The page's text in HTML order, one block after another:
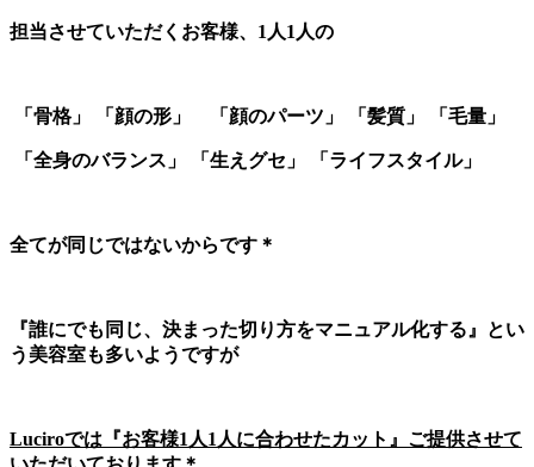
担当させていただくお客様、1人1人の
「骨格」 「顔の形」 「顔のパーツ」 「髪質」 「毛量」
「全身のバランス」 「生えグセ」 「ライフスタイル」
全てが同じではないからです＊
『誰にでも同じ、決まった切り方をマニュアル化する』とい
う美容室も多いようですが
Luciroでは『お客様1人1人に合わせたカット』ご提供させて